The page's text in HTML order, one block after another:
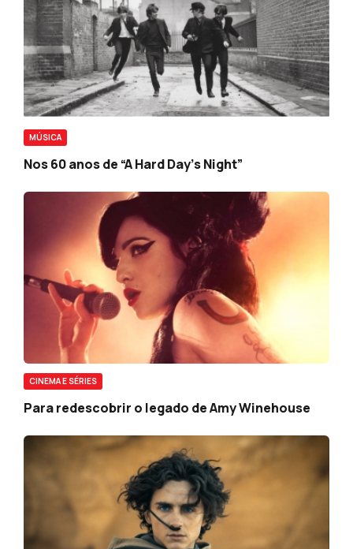
MÚSICA
Nos 60 anos de “A Hard Day’s Night”
CINEMA E SÉRIES
Para redescobrir o legado de Amy Winehouse